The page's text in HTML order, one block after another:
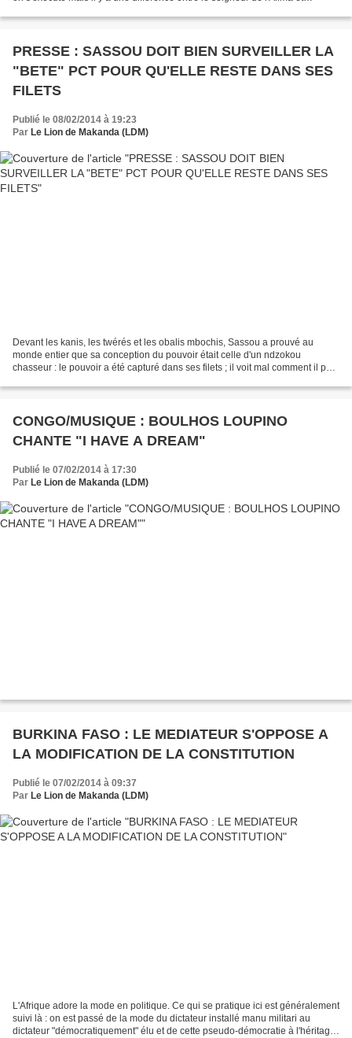
PRESSE : SASSOU DOIT BIEN SURVEILLER LA
"BETE" PCT POUR QU'ELLE RESTE DANS SES
FILETS
Publié le 08/02/2014 à 19:23
Par Le Lion de Makanda (LDM)
Devant les kanis, les twérés et les obalis mbochis, Sassou a prouvé au
monde entier que sa conception du pouvoir était celle d'un ndzokou
chasseur : le pouvoir a été capturé dans ses filets ; il voit mal comment il peut
CONGO/MUSIQUE : BOULHOS LOUPINO
CHANTE "I HAVE A DREAM"
Publié le 07/02/2014 à 17:30
Par Le Lion de Makanda (LDM)
BURKINA FASO : LE MEDIATEUR S'OPPOSE A
LA MODIFICATION DE LA CONSTITUTION
Publié le 07/02/2014 à 09:37
Par Le Lion de Makanda (LDM)
L'Afrique adore la mode en politique. Ce qui se pratique ici est généralement
suivi là : on est passé de la mode du dictateur installé manu militari au
dictateur "démocratiquement" élu et de cette pseudo-démocratie à l'héritage